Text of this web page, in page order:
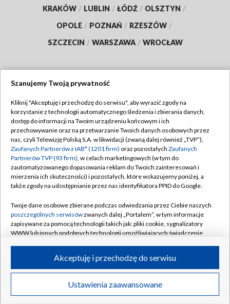
KRAKÓW / LUBLIN / ŁÓDŹ / OLSZTYN /
OPOLE / POZNAŃ / RZESZÓW /
SZCZECIN / WARSZAWA / WROCŁAW
TVP
Abonament TVP
Emisja w TVP
Centrum informacji TVP
Naziemna Telewizja Cyfrowa
Rada Programowa
System NOS
Informacje o nadawcy
Program dla prasy
Ogłoszenie przetargowe
Regulamin TVP
Polityka prywatności
Moje zgody
Pomoc
Kontakt
Kanały
©2026 Telewizja Polska S.A. w likwidacji
Szanujemy Twoją prywatność
Kliknij "Akceptuję i przechodzę do serwisu", aby wyrazić zgody na
korzystanie z technologii automatycznego śledzenia i zbierania danych,
dostęp do informacji na Twoim urządzeniu końcowym i ich
przechowywanie oraz na przetwarzanie Twoich danych osobowych przez
nas, czyli Telewizję Polską S.A. w likwidacji (zwaną dalej również „TVP”),
Zaufanych Partnerów z IAB* (1201 firm) oraz pozostałych Zaufanych
Partnerów TVP (93 firm), w celach marketingowych (w tym do
zautomatyzowanego dopasowania reklam do Twoich zainteresowań i
mierzenia ich skuteczności) i pozostałych, które wskazujemy poniżej, a
także zgody na udostępnianie przez nas identyfikatora PPID do Google.
Twoje dane osobowe zbierane podczas odwiedzania przez Ciebie naszych
poszczególnych serwisówzwanych dalej „Portalem”, w tym informacje
zapisywane za pomocą technologii takich jak: pliki cookie, sygnalizatory
WWW lub innych podobnych technologii umożliwiających świadczenie
ruchu w Internecie.
Twoje dane osobowe zbierane podczas odwiedzania przez Ciebie
poszczególnych serwisówna Portalu, takie jak adresy IP, identyfikatory
Ustawienia zaawansowane
Akceptuję i przechodzę do serwisu